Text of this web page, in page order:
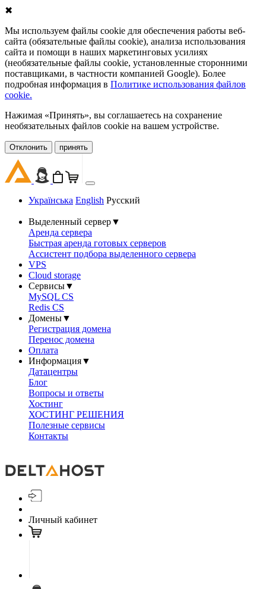
✖
Мы используем файлы cookie для обеспечения работы веб-
сайта (обязательные файлы cookie), анализа использования
сайта и помощи в наших маркетинговых усилиях
(необязательные файлы cookie, установленные сторонними
поставщиками, в частности компанией Google). Более
подробная информация в Политике использования файлов
cookie.
Нажимая «Принять», вы соглашаетесь на сохранение
необязательных файлов cookie на вашем устройстве.
Oтклонить принять
Українська English Русский
Выделенный сервер▼
Аренда сервера
Быстрая аренда готовых серверов
Ассистент подбора выделенного сервера
VPS
Cloud storage
Сервисы▼
MySQL CS
Redis CS
Домены▼
Регистрация домена
Перенос домена
Оплата
Информация▼
Датацентры
Блог
Вопросы и ответы
Хостинг
ХОСТИНГ РЕШЕНИЯ
Полезные сервисы
Контакты
Личный кабинет